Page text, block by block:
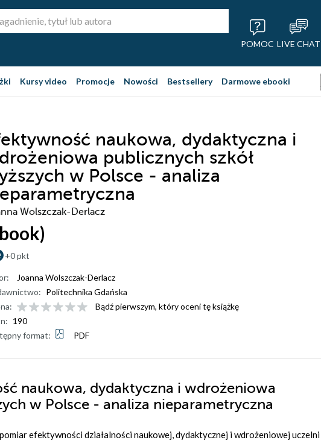
POMOC LIVE CHAT
Kursy video Promocje Nowości Bestsellery Darmowe ebooki
naukowa, dydaktyczna i
publicznych szkół
w Polsce - analiza
Wolszczak-Derlacz
+0 pkt
Joanna Wolszczak-Derlacz
Politechnika Gdańska
Bądź pierwszym, który oceni tę książkę
190
format:
PDF
naukowa, dydaktyczna i wdrożeniowa
w Polsce - analiza nieparametryczna
efektywności działalności naukowej, dydaktycznej i wdrożeniowej uczelni